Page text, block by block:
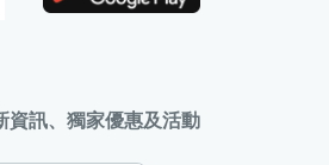
訊、獨家優惠及活動